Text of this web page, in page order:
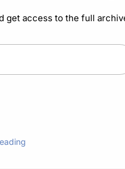
kan det være meget
at sige ja til noget
get access to the full